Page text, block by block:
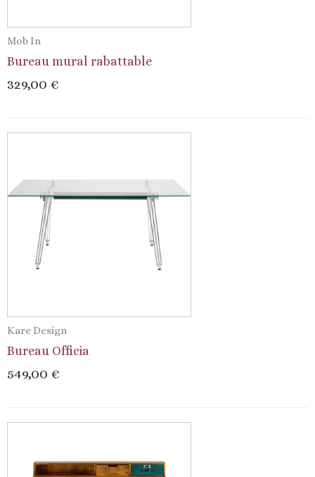
Mob In
Bureau mural rabattable
329,00 €
Kare Design
Bureau Officia
549,00 €